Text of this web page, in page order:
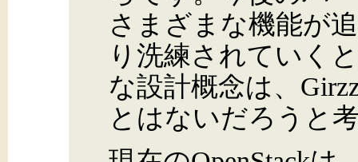
さまざまな機能が
り洗練されていく
な設計概念は、
とはないだろうと